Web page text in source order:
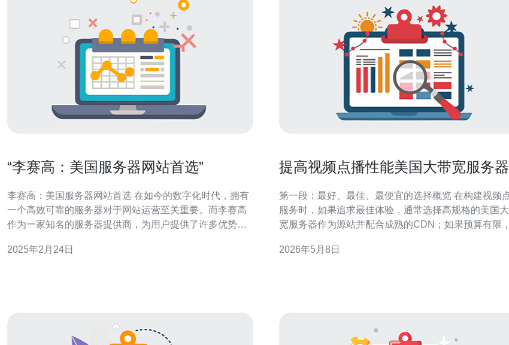
“李赛高：美国服务器网站首选”
李赛高：美国服务器网站首选 在如今的数字化时代，拥有
一个高效可靠的服务器对于网站运营至关重要。而李赛高
作为一家知名的服务器提供商，为用户提供了许多优势和
技术和设备，保证了服务器的稳定性和可靠性。他们不仅
2025年2月24日
提高视频点播性能美国大带宽服务
第一段：最好、最佳、最便宜的选择概览 在构建视频
服务时，如果追求最佳体验，通常选择高规格的美国
宽服务器作为源站并配合成熟的CDN；如果预算有限
组合，通过聪明的缓存与路由策略大幅降低源站出流量
2026年5月8日